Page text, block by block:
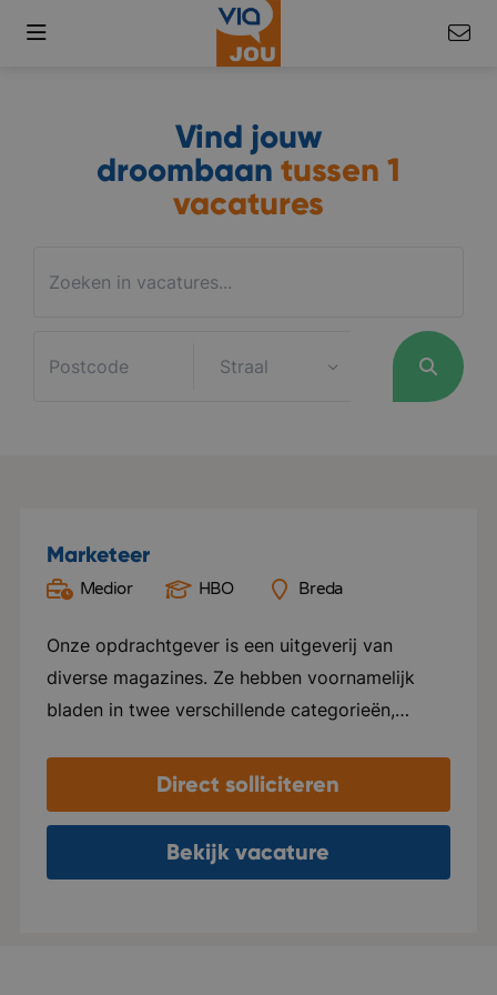
Vind jouw
droombaan tussen 1
vacatures
Marketeer
Medior HBO Breda
Onze opdrachtgever is een uitgeverij van
diverse magazines. Ze hebben voornamelijk
bladen in twee verschillende categorieën,
hier alles voor, van ontwerp tot marketing en
distributie. Elk blad beschikt over een eigen
website en social media kanalen. Naast het
uitgeven van tijdschriften, ondersteunen ze ook
Direct solliciteren
Bekijk vacature